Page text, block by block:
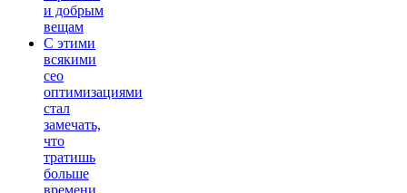
и добрым
вещам
С этими
всякими
сео
оптимизациями
стал
замечать,
что
тратишь
больше
времени